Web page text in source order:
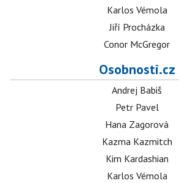
Karlos Vémola
Jiří Procházka
Conor McGregor
Osobnosti.cz
Andrej Babiš
Petr Pavel
Hana Zagorová
Kazma Kazmitch
Kim Kardashian
Karlos Vémola